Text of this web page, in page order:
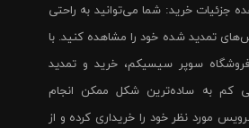
جزئیات خرید: شما می‌توانید به راحتی
تمدید شده خود را مشاهده کنید. با
سوپر سیسیکم، خرید و تمدید
به ساده‌ترین شکل ممکن انجام
مورد نظر خود را خریداری کرده و از